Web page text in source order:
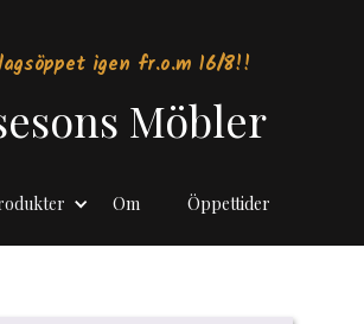
igen fr.o.m 16/8!!
Möbler
Om Öppettider